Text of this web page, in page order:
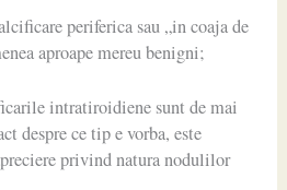
periferica sau „in coaja de
aproape mereu benigni;
intratiroidiene sunt de mai
despre ce tip e vorba, este
privind natura nodulilor